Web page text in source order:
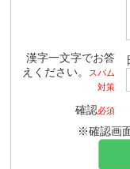
漢字一文字でお答
えください。
スパム
対策
確認必須
※確認画